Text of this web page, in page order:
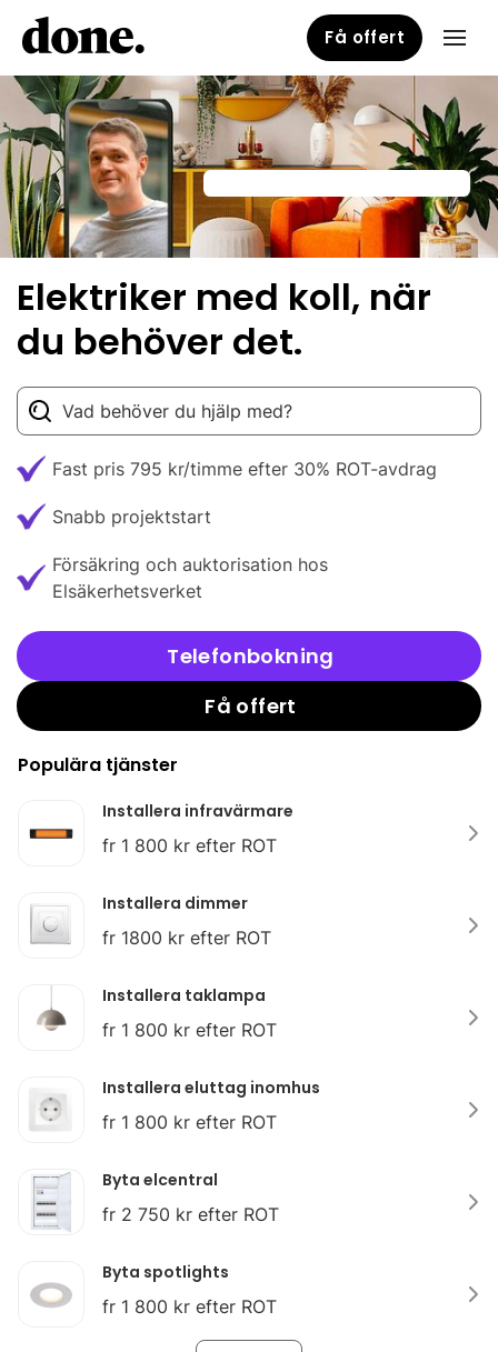
Få offert
Elektriker med koll, när
du behöver det.
Fast pris 795 kr/timme efter 30% ROT-avdrag
Snabb projektstart
Försäkring och auktorisation hos
Elsäkerhetsverket
Telefonbokning
Få offert
Populära tjänster
Installera infravärmare
fr 1 800 kr efter ROT
Installera dimmer
fr 1800 kr efter ROT
Installera taklampa
fr 1 800 kr efter ROT
Installera eluttag inomhus
fr 1 800 kr efter ROT
Byta elcentral
fr 2 750 kr efter ROT
Byta spotlights
fr 1 800 kr efter ROT